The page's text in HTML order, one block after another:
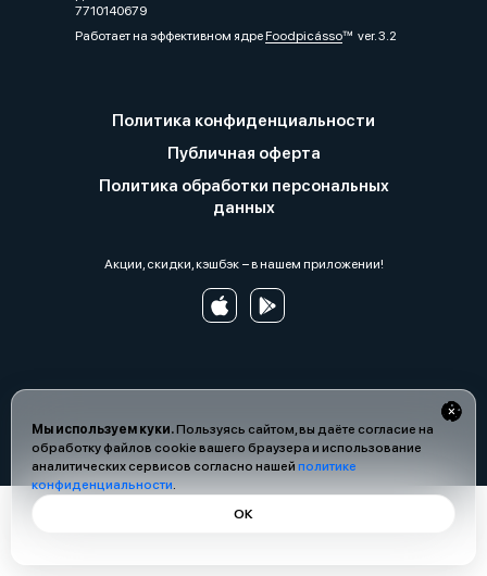
Мы используем куки.Пользуясь сайтом, вы даёте согласие на
обработку файлов cookie вашего браузера и использование
аналитических сервисов согласно нашей политике
конфиденциальности.
ОК
7710140679
Работает на эффективном ядреFoodpicássover. 3.2
Политика конфиденциальности
Публичная оферта
Политика обработки персональных
данных
Акции, скидки, кэшбэк − в нашем приложении!